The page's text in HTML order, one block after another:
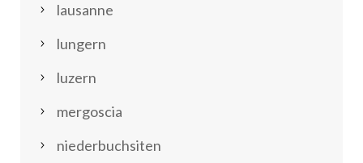
lausanne
lungern
luzern
mergoscia
niederbuchsiten